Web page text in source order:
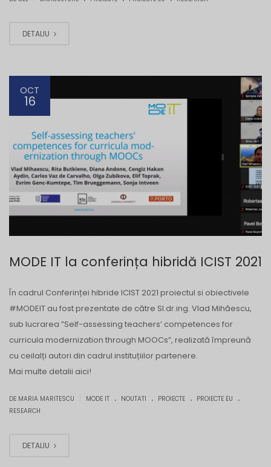
DETALIU
OCT
16
MODE IT la conferința hibridă ICIST 2021
În cadrul Conferinței hibride ICIST 2021 proiectul si obiectivele
#MODEIT au fost prezentate de către Sl.dr.ing. Vlad Mihăescu,
sub lucrarea ”Self-assessing teachers’ competences for
curricula modernization through MOOCs”, realizată împreună
cu ceilalți autori din cadrul instituțiilor partenere.
Mai multe detalii aici!
DE MARIA MARITESCU MODE IT . NOUTATI . PROIECTE . PROIECTE EU .
RESEARCH
DETALIU